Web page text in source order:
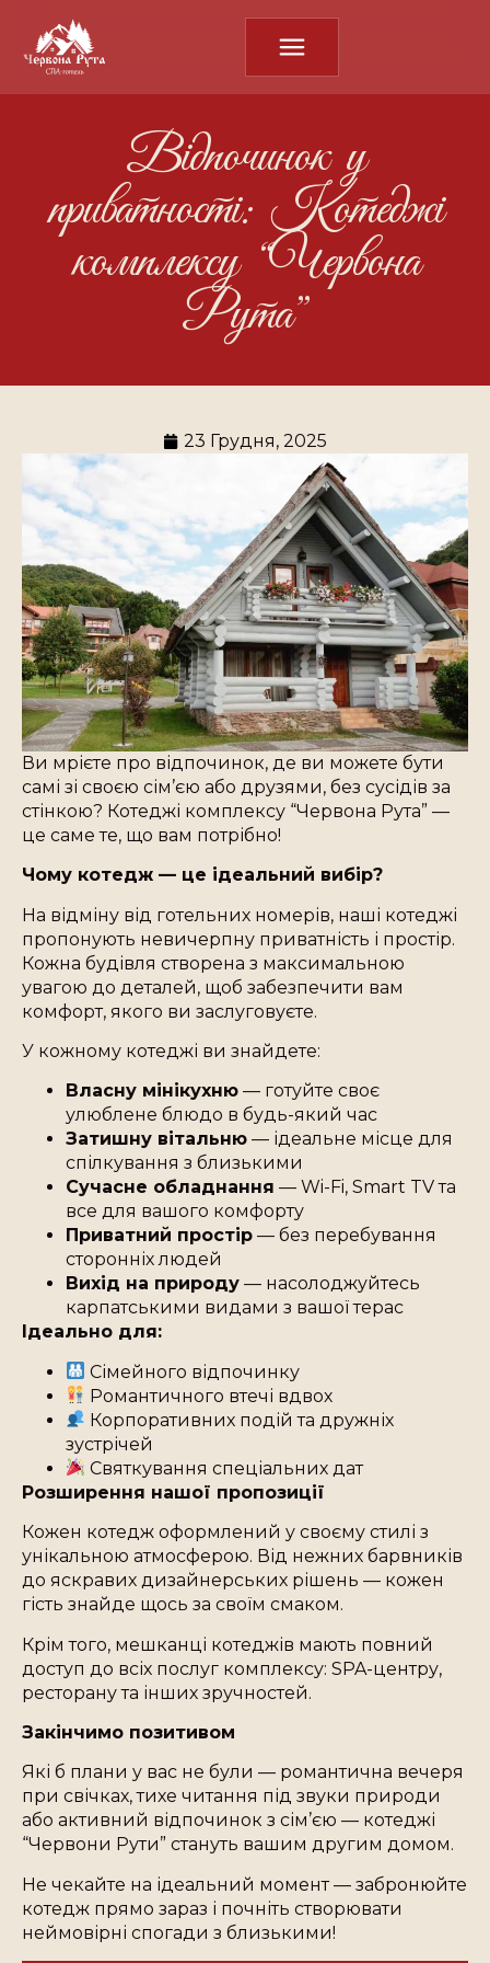
Відпочинок у
приватності: Котеджі
комплексу “Червона
Рута”
23 Грудня, 2025
Ви мрієте про відпочинок, де ви можете бути
самі зі своєю сім’єю або друзями, без сусідів за
стінкою? Котеджі комплексу “Червона Рута” —
це саме те, що вам потрібно!
Чому котедж — це ідеальний вибір?
На відміну від готельних номерів, наші котеджі
пропонують невичерпну приватність і простір.
Кожна будівля створена з максимальною
увагою до деталей, щоб забезпечити вам
комфорт, якого ви заслуговуєте.
У кожному котеджі ви знайдете:
Власну мінікухню — готуйте своє
улюблене блюдо в будь-який час
Затишну вітальню — ідеальне місце для
спілкування з близькими
Сучасне обладнання — Wi-Fi, Smart TV та
все для вашого комфорту
Приватний простір — без перебування
сторонніх людей
Вихід на природу — насолоджуйтесь
карпатськими видами з вашої терас
Ідеально для:
Сімейного відпочинку
Романтичного втечі вдвох
Корпоративних подій та дружніх
зустрічей
Святкування спеціальних дат
Розширення нашої пропозиції
Кожен котедж оформлений у своєму стилі з
унікальною атмосферою. Від нежних барвників
до яскравих дизайнерських рішень — кожен
гість знайде щось за своїм смаком.
Крім того, мешканці котеджів мають повний
доступ до всіх послуг комплексу: SPA-центру,
ресторану та інших зручностей.
Закінчимо позитивом
Які б плани у вас не були — романтична вечеря
при свічках, тихе читання під звуки природи
або активний відпочинок з сім’єю — котеджі
“Червони Рути” стануть вашим другим домом.
Не чекайте на ідеальний момент — забронюйте
котедж прямо зараз і почніть створювати
неймовірні спогади з близькими!